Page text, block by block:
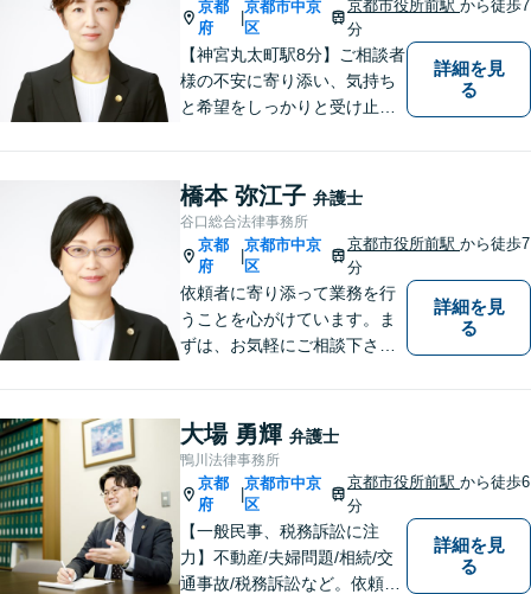
京都
府
京都市中京
区
京都市役所前駅から徒歩7
分
【神宮丸太町駅8分】ご相談者
様の不安に寄り添い、気持ち
と希望をしっかりと受け止め
し、納得と安心につながるよ
う真摯にサポートします。ど
うぞお気軽にお話しくださ
い。【完全個室で相談可】
【地域密着型の法律事務所】
詳細を見
る
橋本 弥江子 弁護士
谷口総合法律事務所
京都
府
京都市中京
区
京都市役所前駅から徒歩7
分
依頼者に寄り添って業務を行
うことを心がけています。ま
ずは、お気軽にご相談下さ
詳細を見
る
大場 勇輝 弁護士
鴨川法律事務所
京都
府
京都市中京
区
京都市役所前駅から徒歩6
分
【一般民事、税務訴訟に注
力】不動産/夫婦問題/相続/交
通事故/税務訴訟など。依頼者
詳細を見
る